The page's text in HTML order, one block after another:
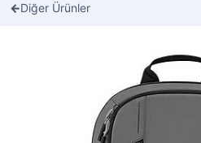
Diğer Ürünler